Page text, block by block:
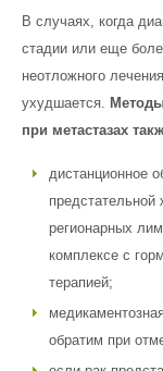
В случаях, когда
стадии или еще
неотложного
ухудшается.
при метастазах
дистанционное
предстательной
регионарных
комплексе с
терапией;
обратим при